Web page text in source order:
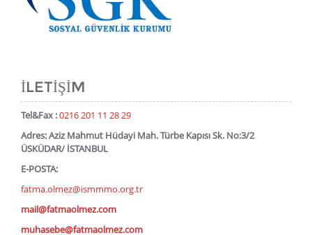
İLETIŞIM
Tel&Fax :0216 201 11 28 29
Adres: Aziz Mahmut Hüdayi Mah. Türbe Kapısı Sk. No:3/2
ÜSKÜDAR/ İSTANBUL
E-POSTA:
fatma.olmez@ismmmo.org.tr
mail@fatmaolmez.com
muhasebe@fatmaolmez.com